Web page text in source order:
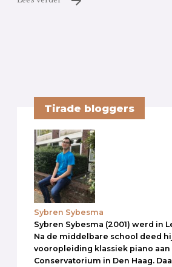
Tirade bloggers
Sybren Sybesma
Sybren Sybesma (2001) werd in
Na de middelbare school deed
vooropleiding klassiek piano
Conservatorium in Den Haag.